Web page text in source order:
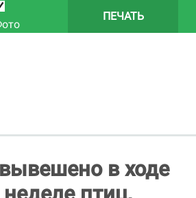
ПЕЧАТЬ
в ходе